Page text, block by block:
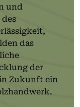
und
das
der
Zukunft ein